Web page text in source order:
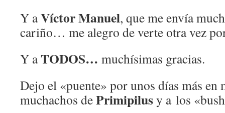
Y aVíctor Manuel, que me envía
cariño… me alegro de verte otra vez
Y aTODOS… muchísimas gracias.
Dejo el «puente» por unos días más en
muchachos dePrimipilusy a los